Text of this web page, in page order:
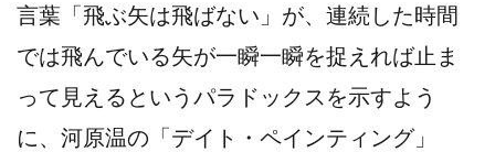
言葉「飛ぶ矢は飛ばない」が、連続した時間
では飛んでいる矢が一瞬一瞬を捉えれば止ま
って見えるというパラドックスを示すよう
に、河原温の「デイト・ペインティング」